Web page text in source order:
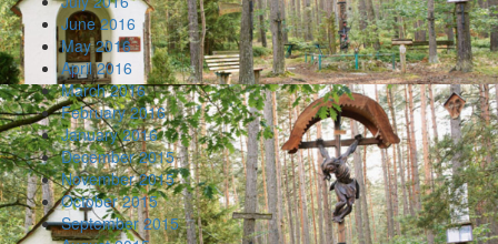
June 2016
May 2016
April 2016
March 2016
February 2016
January 2016
December 2015
November 2015
October 2015
September 2015